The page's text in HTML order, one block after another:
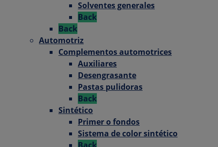
Solventes generales
Back
Back
Automotriz
Complementos automotrices
Auxiliares
Desengrasante
Pastas pulidoras
Back
Sintético
Primer o fondos
Sistema de color sintético